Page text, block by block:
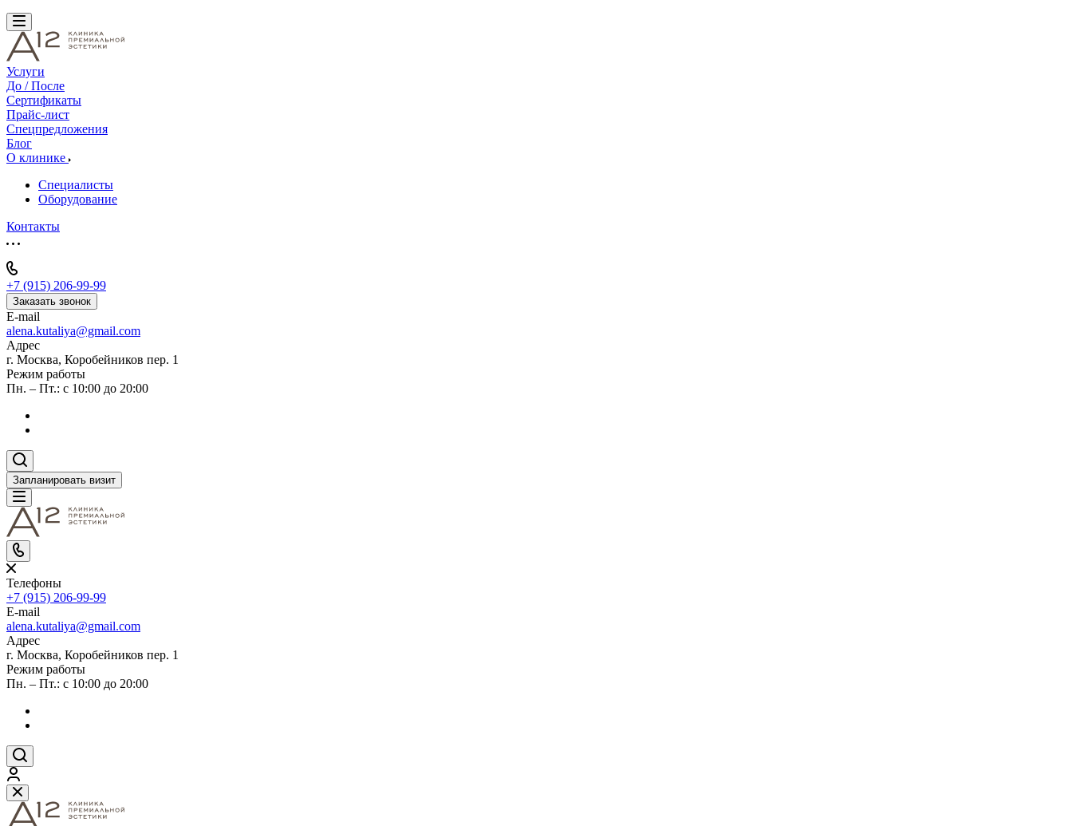
Услуги
До / После
Сертификаты
Прайс-лист
Спецпредложения
Блог
О клинике
Специалисты
Оборудование
Контакты
+7 (915) 206-99-99
Заказать звонок
E-mail
alena.kutaliya@gmail.com
Адрес
г. Москва, Коробейников пер. 1
Режим работы
Пн. – Пт.: с 10:00 до 20:00
Запланировать визит
Телефоны
+7 (915) 206-99-99
E-mail
alena.kutaliya@gmail.com
Адрес
г. Москва, Коробейников пер. 1
Режим работы
Пн. – Пт.: с 10:00 до 20:00